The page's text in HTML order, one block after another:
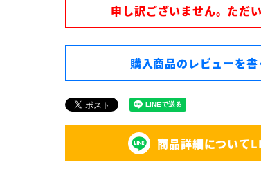
申し訳ございません。ただ
購入商品のレビューを
商品詳細について